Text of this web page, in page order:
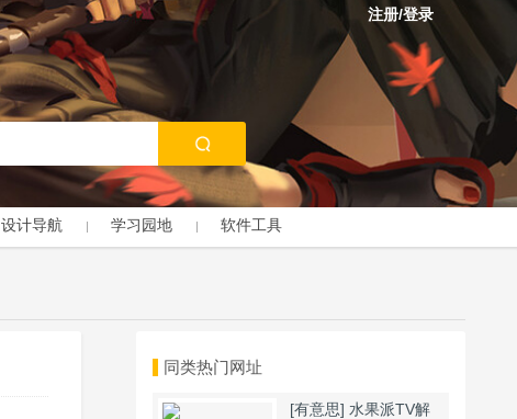
注册/登录
设计导航 学习园地 软件工具
同类热门网址
[有意思] 水果派TV解